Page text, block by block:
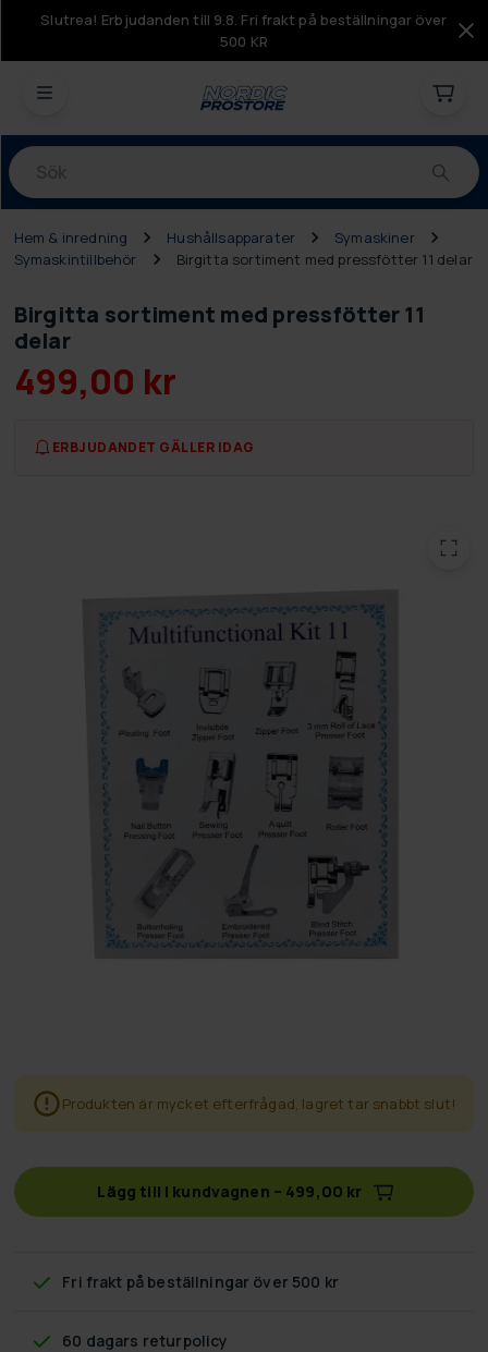
Slutrea! Erbjudanden till 9.8. Fri frakt på beställningar över
500 KR
Produkter
Hem & inredning Hushållsapparater
Symaskiner
Symaskintillbehör
Birgitta sortiment med pressfötter 11 delar
Birgitta sortiment med pressfötter 11
delar
499,00 kr
ERBJUDANDET GÄLLER IDAG
Produkten är mycket efterfrågad, lagret tar snabbt slut!
Lägg till i kundvagnen – 499,00 kr
Fri frakt på beställningar över 500 kr
60 dagars returpolicy